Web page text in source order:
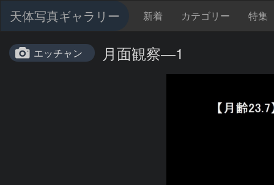
天体写真ギャラリー 新着 カテゴリー 特集
エッチャン 月面観察―1